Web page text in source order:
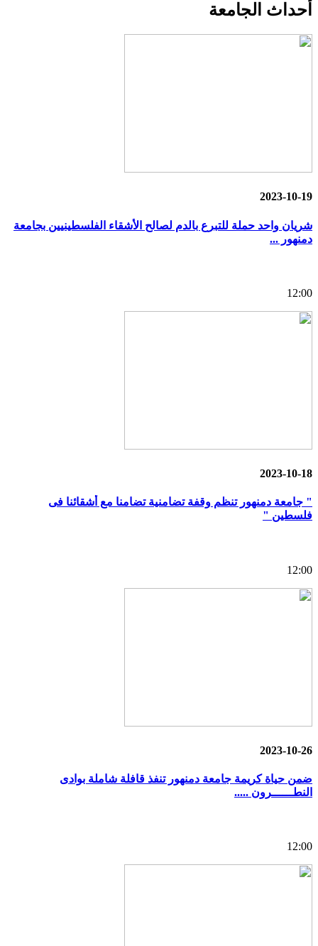
أحداث الجامعة
2023-10-19
شريان واحد حملة للتبرع بالدم لصالح الأشقاء الفلسطينيين بجامعة
دمنهور ...
12:00
2023-10-18
" جامعة دمنهور تنظم وقفة تضامنية تضامنا مع أشقائنا فى
فلسطين "
12:00
2023-10-26
ضمن حياة كريمة جامعة دمنهور تنفذ قافلة شاملة بوادى
النطــــــرون .....
12:00